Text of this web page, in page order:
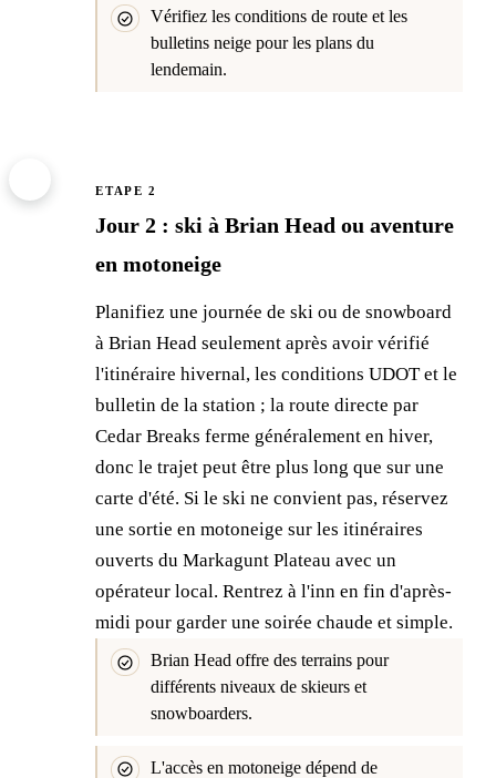
Vérifiez les conditions de route et les
bulletins neige pour les plans du
lendemain.
ETAPE 2
Jour 2 : ski à Brian Head ou aventure
en motoneige
Planifiez une journée de ski ou de snowboard
à Brian Head seulement après avoir vérifié
l'itinéraire hivernal, les conditions UDOT et le
bulletin de la station ; la route directe par
Cedar Breaks ferme généralement en hiver,
donc le trajet peut être plus long que sur une
carte d'été. Si le ski ne convient pas, réservez
une sortie en motoneige sur les itinéraires
ouverts du Markagunt Plateau avec un
opérateur local. Rentrez à l'inn en fin d'après-
midi pour garder une soirée chaude et simple.
Brian Head offre des terrains pour
différents niveaux de skieurs et
snowboarders.
L'accès en motoneige dépend de